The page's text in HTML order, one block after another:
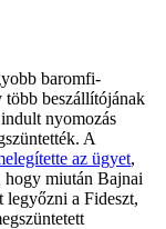
baromfi-
több beszállítójának
nyomozás
A
az ügyet,
hogy miután Bajnai
legyőzni a Fideszt,